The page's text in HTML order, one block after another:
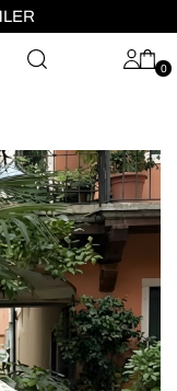
1000 TL ve ÜZERİ
0